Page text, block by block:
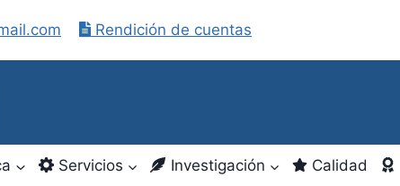
Rendición de cuentas
Servicios Investigación Calidad